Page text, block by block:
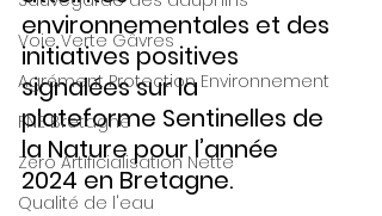
Voie Verte Gâvres
Agrément Protection Environnement
FNE Bretagne
Zéro Artificialisation Nette
Qualité de l'eau
environnementales et des
initiatives positives
signalées sur la
plateforme Sentinelles de
la Nature pour l’année
2024 en Bretagne.